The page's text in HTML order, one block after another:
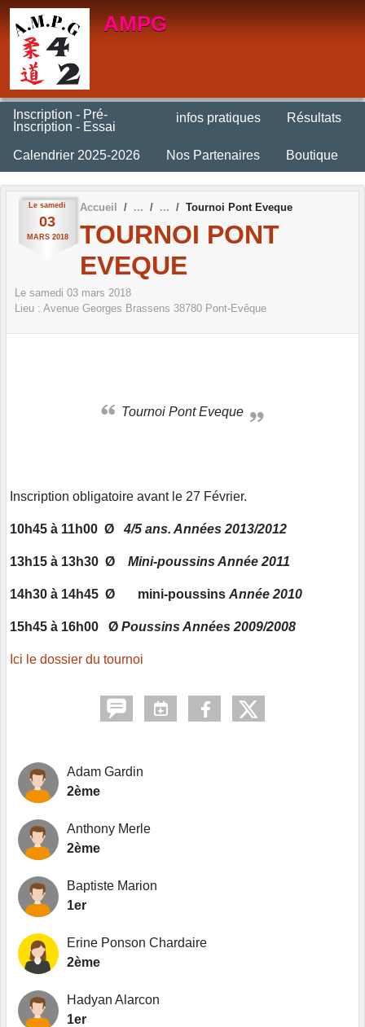
AMPG
Inscription - Pré-
Inscription - Essai
infos pratiques Résultats
Calendrier 2025-2026 Nos Partenaires Boutique
Le samedi
03
MARS 2018
Accueil Tournoi Pont Eveque
TOURNOI PONT
EVEQUE
Le samedi 03 mars 2018
Lieu : Avenue Georges Brassens 38780 Pont-Evêque
Tournoi Pont Eveque
Inscription obligatoire avant le 27 Février.
10h45 à 11h00 Ø 4/5 ans. Années 2013/2012
13h15 à 13h30 Ø Mini-poussins Année 2011
14h30 à 14h45 Ø mini-poussins Année 2010
15h45 à 16h00 Ø PoussinsAnnées 2009/2008
Ici le dossier du tournoi
Adam Gardin
2ème
Anthony Merle
2ème
Baptiste Marion
1er
Erine Ponson Chardaire
2ème
Hadyan Alarcon
1er
Panneau de gestion des cookies